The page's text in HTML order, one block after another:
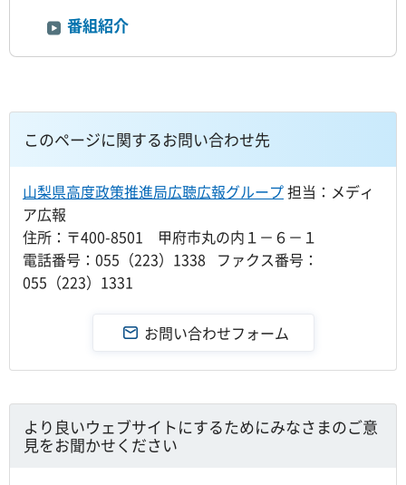
番組紹介
このページに関するお問い合わせ先
山梨県高度政策推進局広聴広報グループ担当：メディ
ア広報
住所：〒400-8501 甲府市丸の内１－６－１
電話番号：055（223）1338 ファクス番号：
055（223）1331
より良いウェブサイトにするためにみなさまのご意
見をお聞かせください